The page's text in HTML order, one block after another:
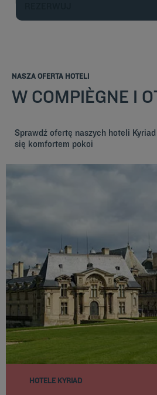
NASZA OFERTA HOTELI
W COMPIÈGNE I
Sprawdź ofertę naszych hoteli
się komfortem pokoi
HOTELE KYRIAD